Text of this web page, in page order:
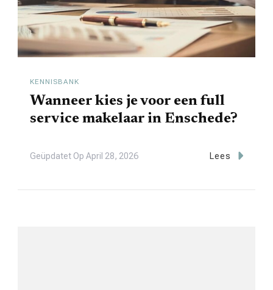
KENNISBANK
Wanneer kies je voor een full
service makelaar in Enschede?
Geüpdatet Op April 28, 2026 Lees